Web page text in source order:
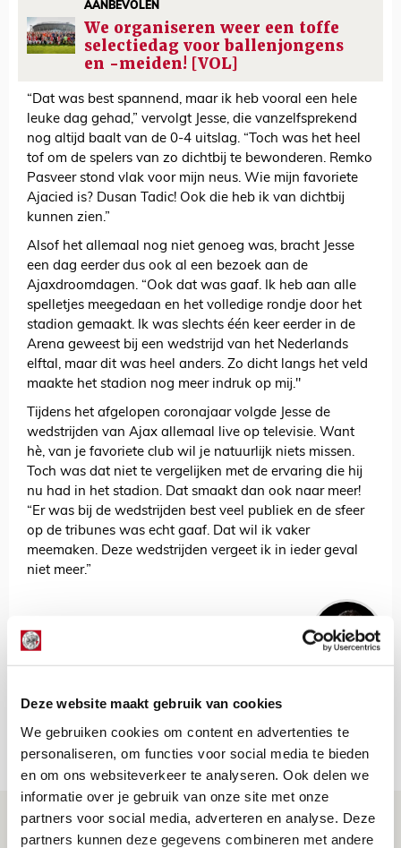
Deze website maakt gebruik van cookies
We gebruiken cookies om content en advertenties te
personaliseren, om functies voor social media te bieden
en om ons websiteverkeer te analyseren. Ook delen we
informatie over je gebruik van onze site met onze
partners voor social media, adverteren en analyse. Deze
partners kunnen deze gegevens combineren met andere
AANBEVOLEN
We organiseren weer een toffe
selectiedag voor ballenjongens
en -meiden! [VOL]
“Dat was best spannend, maar ik heb vooral een hele
leuke dag gehad,” vervolgt Jesse, die vanzelfsprekend
nog altijd baalt van de 0-4 uitslag. “Toch was het heel
tof om de spelers van zo dichtbij te bewonderen. Remko
Pasveer stond vlak voor mijn neus. Wie mijn favoriete
Ajacied is? Dusan Tadic! Ook die heb ik van dichtbij
kunnen zien.”
Alsof het allemaal nog niet genoeg was, bracht Jesse
een dag eerder dus ook al een bezoek aan de
Ajaxdroomdagen. “Ook dat was gaaf. Ik heb aan alle
spelletjes meegedaan en het volledige rondje door het
stadion gemaakt. Ik was slechts één keer eerder in de
Arena geweest bij een wedstrijd van het Nederlands
elftal, maar dit was heel anders. Zo dicht langs het veld
maakte het stadion nog meer indruk op mij."
Tijdens het afgelopen coronajaar volgde Jesse de
wedstrijden van Ajax allemaal live op televisie. Want
hè, van je favoriete club wil je natuurlijk niets missen.
Toch was dat niet te vergelijken met de ervaring die hij
nu had in het stadion. Dat smaakt dan ook naar meer!
“Er was bij de wedstrijden best veel publiek en de sfeer
op de tribunes was echt gaaf. Dat wil ik vaker
meemaken. Deze wedstrijden vergeet ik in ieder geval
niet meer.”
NET BINNEN //
Word ballenjongen of -meid bij Jong